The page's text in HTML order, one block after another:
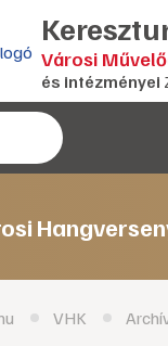
Városi
és intézményei
VHK